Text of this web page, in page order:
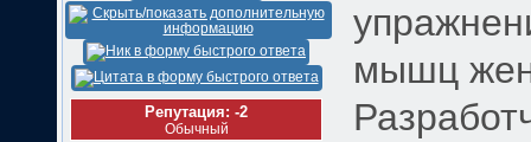
Репутация: -2
Обычный
мышц